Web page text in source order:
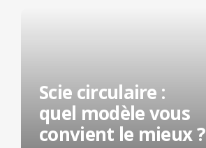
Scie circulaire :
quel modèle vous
convient le mieux ?